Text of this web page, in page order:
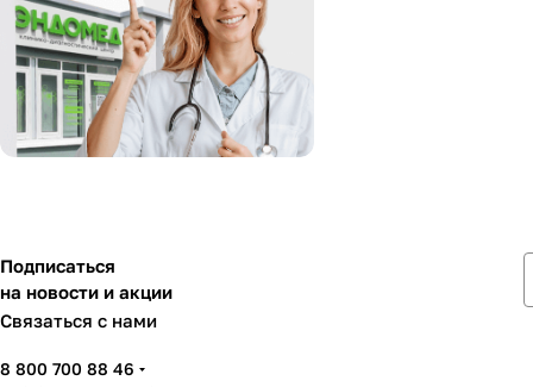
Подписаться
на новости и акции
Связаться с нами
8 800 700 88 46